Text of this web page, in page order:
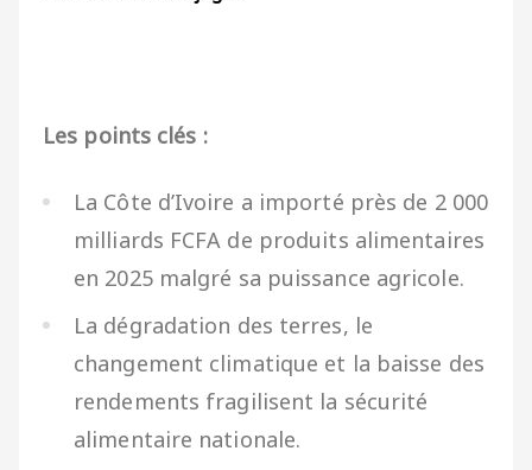
Les points clés :
La Côte d’Ivoire a importé près de 2 000
milliards FCFA de produits alimentaires
en 2025 malgré sa puissance agricole.
La dégradation des terres, le
changement climatique et la baisse des
rendements fragilisent la sécurité
alimentaire nationale.